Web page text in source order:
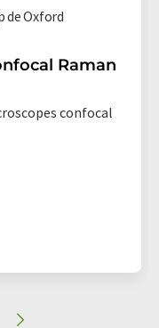
de Oxford
Raman
confocal